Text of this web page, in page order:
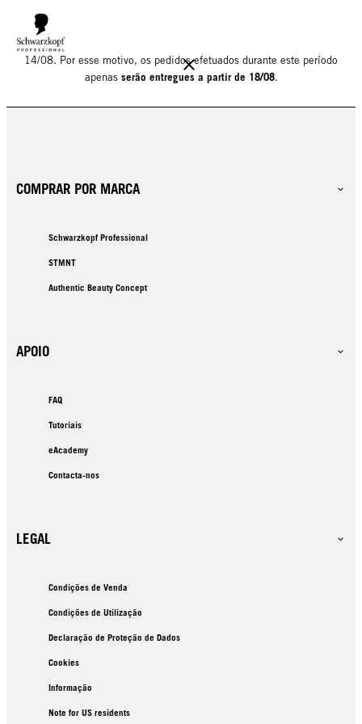
Informamos que o nosso armazém estará encerrado para férias até
14/08. Por esse motivo, os pedidos efetuados durante este período
apenas serão entregues a partir de 18/08.
COMPRAR POR MARCA
Schwarzkopf Professional
STMNT
Authentic Beauty Concept
APOIO
FAQ
Tutoriais
eAcademy
Contacta-nos
LEGAL
Condições de Venda
Condições de Utilização
Declaração de Proteção de Dados
Cookies
Informação
Note for US residents